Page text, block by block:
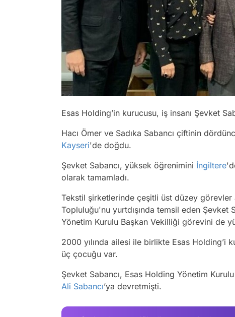
Esas Holding’in kurucusu, iş insanı Şevket
Hacı Ömer ve Sadıka Sabancı çiftinin
Kayseri'de doğdu.
Şevket Sabancı, yüksek öğrenimini İngiltere
olarak tamamladı.
Tekstil şirketlerinde çeşitli üst düzey görevler
Topluluğu'nu yurtdışında temsil eden Şevket
Yönetim Kurulu Başkan Vekilliği görevini de
2000 yılında ailesi ile birlikte Esas Holding’i
üç çocuğu var.
Şevket Sabancı, Esas Holding Yönetim
Ali Sabancı’ya devretmişti.